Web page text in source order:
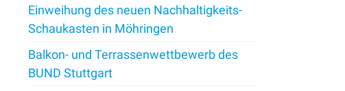
Einweihung des neuen Nachhaltigkeits-
Schaukasten in Möhringen
Balkon- und Terrassenwettbewerb des
BUND Stuttgart